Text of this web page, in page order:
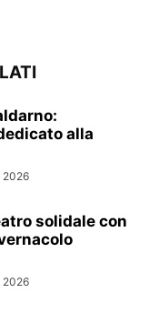
alla
2026
solidale con
2026